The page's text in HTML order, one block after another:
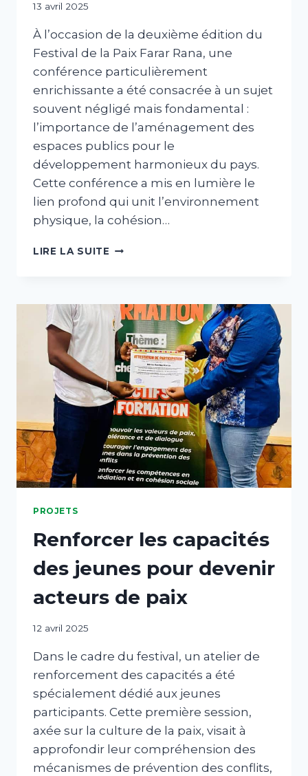
Par
13 avril 2025
À l’occasion de la deuxième édition du
Festival de la Paix Farar Rana, une
conférence particulièrement
enrichissante a été consacrée à un sujet
souvent négligé mais fondamental :
l’importance de l’aménagement des
espaces publics pour le
développement harmonieux du pays.
Cette conférence a mis en lumière le
lien profond qui unit l’environnement
physique, la cohésion…
LIRE LA SUITE
PROJETS
Renforcer les capacités
des jeunes pour devenir
acteurs de paix
Par
12 avril 2025
Dans le cadre du festival, un atelier de
renforcement des capacités a été
spécialement dédié aux jeunes
participants. Cette première session,
axée sur la culture de la paix, visait à
approfondir leur compréhension des
mécanismes de prévention des conflits,